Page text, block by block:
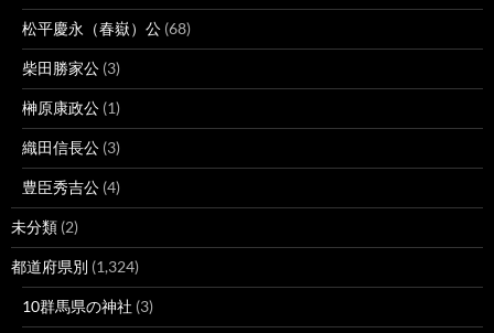
松平慶永（春嶽）公 (68)
柴田勝家公 (3)
榊原康政公 (1)
織田信長公 (3)
豊臣秀吉公 (4)
未分類 (2)
都道府県別 (1,324)
10群馬県の神社 (3)